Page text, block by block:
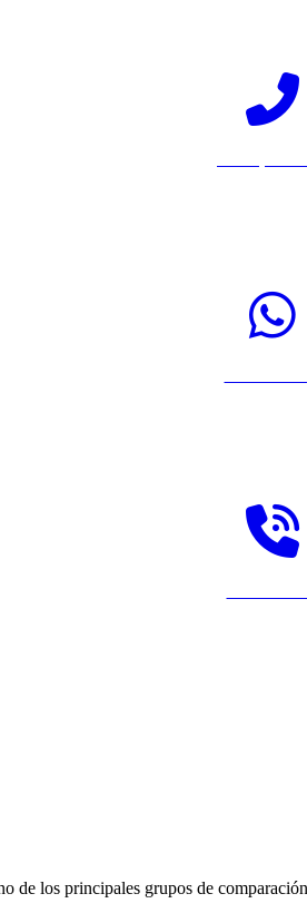
de los principales grupos de